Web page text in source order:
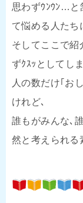
思わずｳﾝｳﾝ…と
て悩める人たち
そしてここで紹
ずｸｽｯとしてし
人の数だけ｢お
けれど､
誰もがみんな､
然と考えられる